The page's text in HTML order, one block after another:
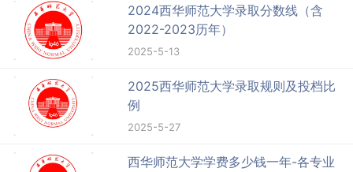
2024西华师范大学录取分数线（含
2022-2023历年）
2025-5-13
2025西华师范大学录取规则及投档比
例
2025-5-27
西华师范大学学费多少钱一年-各专业